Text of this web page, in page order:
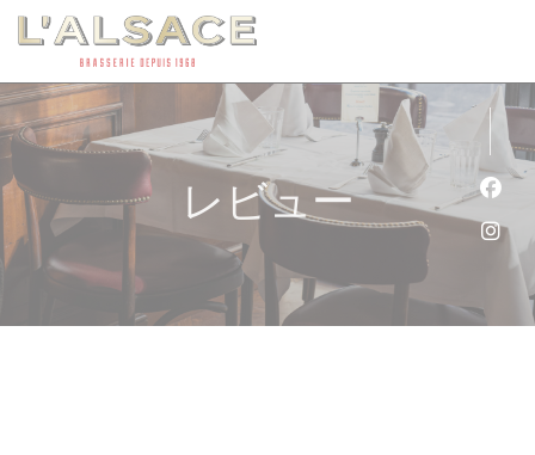
クッキー利用の管理について
レビュー